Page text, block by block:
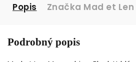
Popis Značka Mad et Len
Podrobný popis